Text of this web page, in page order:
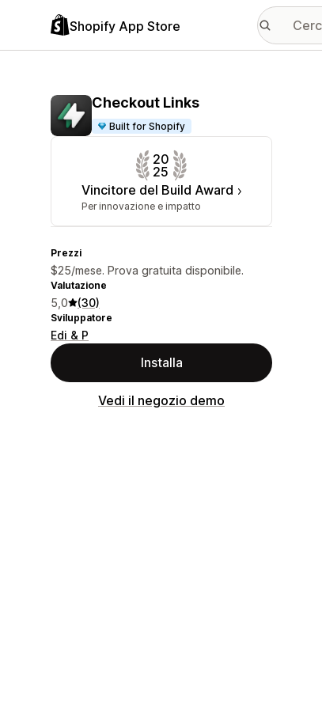
Shopify App Store
Checkout Links
Built for Shopify
20
25
Vincitore del Build Award
Per innovazione e impatto
Prezzi
$25/mese. Prova gratuita disponibile.
Valutazione
5,0 (30)
Sviluppatore
Edi & P
Installa
Vedi il negozio demo